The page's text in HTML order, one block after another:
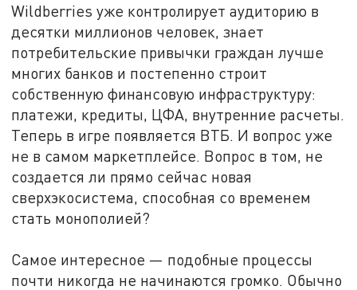
Wildberries уже контролирует аудиторию в
десятки миллионов человек, знает
потребительские привычки граждан лучше
многих банков и постепенно строит
собственную финансовую инфраструктуру:
платежи, кредиты, ЦФА, внутренние расчеты.
Теперь в игре появляется ВТБ. И вопрос уже
не в самом маркетплейсе. Вопрос в том, не
создается ли прямо сейчас новая
сверхэкосистема, способная со временем
стать монополией?
Самое интересное — подобные процессы
почти никогда не начинаются громко. Обычно